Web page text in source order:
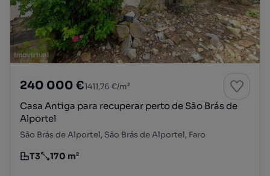
240 000 €1411,76 €/m²
Casa Antiga para recuperar perto de São Brás de
Alportel
São Brás de Alportel, São Brás de Alportel, Faro
Tipologia
T3
Preço por metro quadrado
170 m²